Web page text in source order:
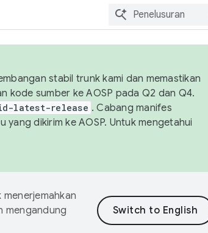
stabil trunk kami dan memastikan
kode sumber ke AOSP pada Q2 dan Q4.
latest-release . Cabang manifes
yang dikirim ke AOSP. Untuk mengetahui
mengandung